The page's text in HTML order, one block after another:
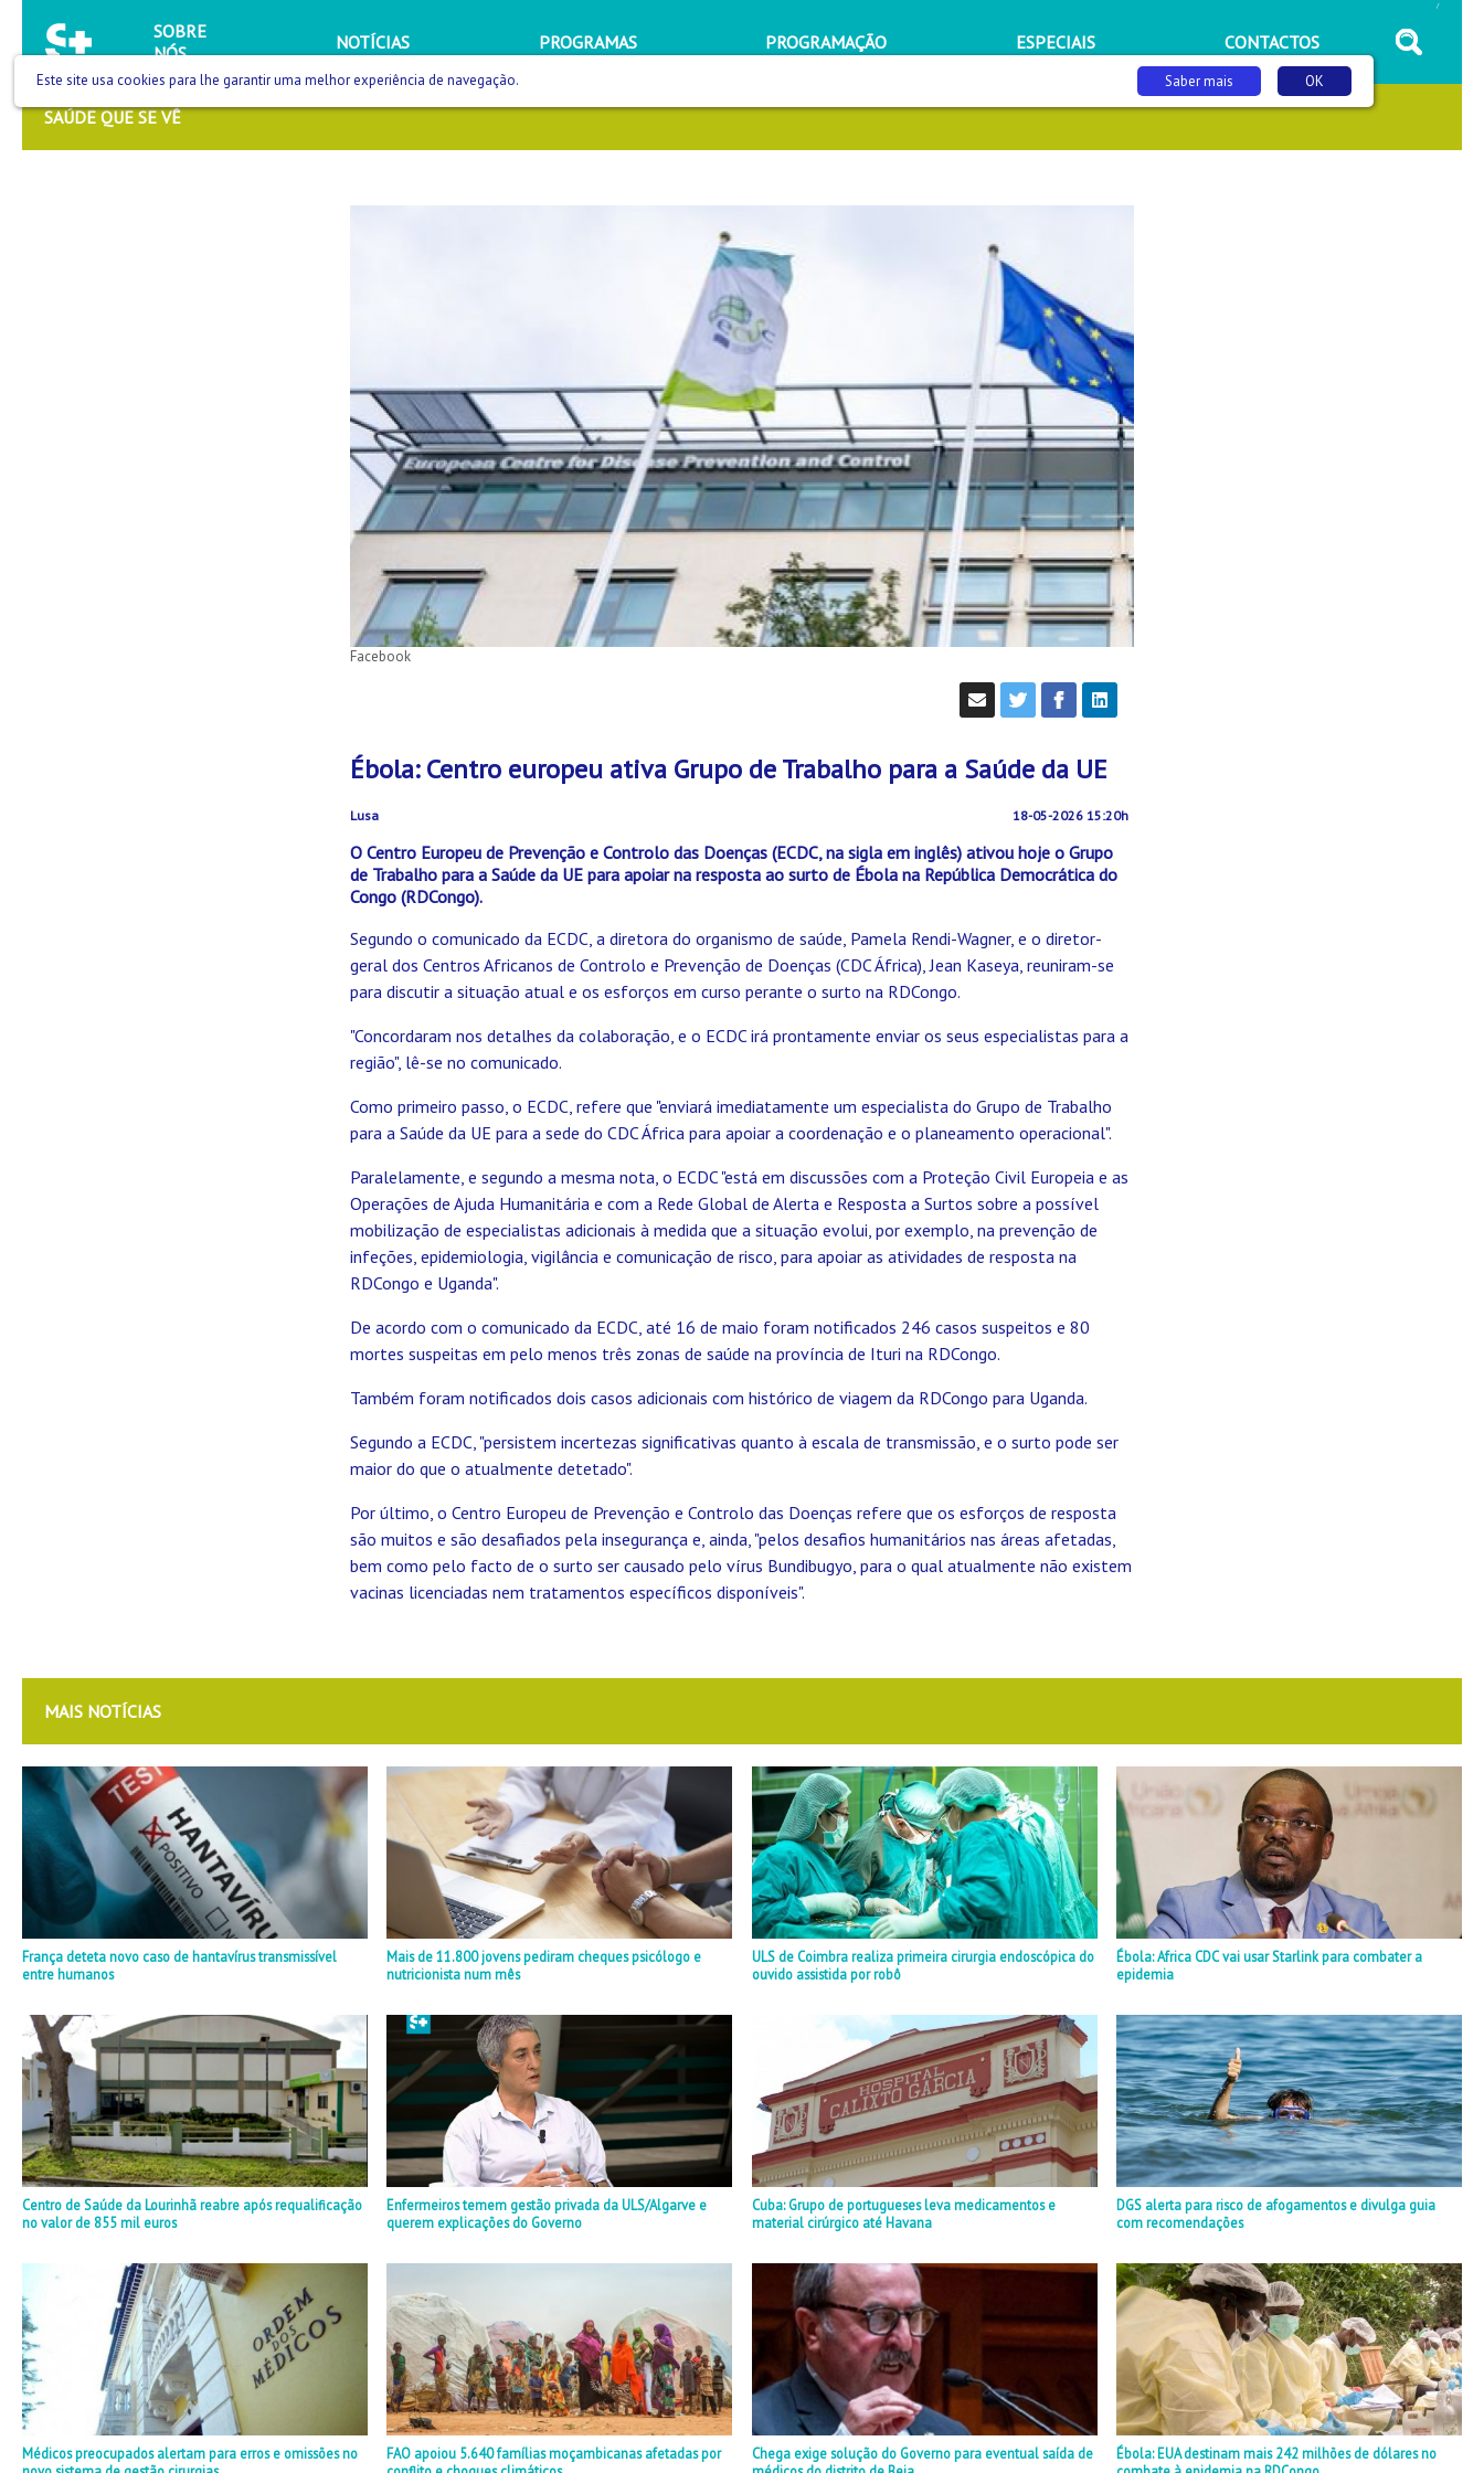
SOBRE
NÓS
NOTÍCIAS PROGRAMAS PROGRAMAÇÃO ESPECIAIS CONTACTOS
/
SAÚDE QUE SE VÊ
Facebook
Ébola: Centro europeu ativa Grupo de Trabalho para a Saúde da UE
Lusa 18-05-2026 15:20h
O Centro Europeu de Prevenção e Controlo das Doenças (ECDC, na sigla em inglês) ativou hoje o Grupo
de Trabalho para a Saúde da UE para apoiar na resposta ao surto de Ébola na República Democrática do
Congo (RDCongo).
Segundo o comunicado da ECDC, a diretora do organismo de saúde, Pamela Rendi-Wagner, e o diretor-
geral dos Centros Africanos de Controlo e Prevenção de Doenças (CDC África), Jean Kaseya, reuniram-se
para discutir a situação atual e os esforços em curso perante o surto na RDCongo.
"Concordaram nos detalhes da colaboração, e o ECDC irá prontamente enviar os seus especialistas para a
região", lê-se no comunicado.
Como primeiro passo, o ECDC, refere que "enviará imediatamente um especialista do Grupo de Trabalho
para a Saúde da UE para a sede do CDC África para apoiar a coordenação e o planeamento operacional".
Paralelamente, e segundo a mesma nota, o ECDC "está em discussões com a Proteção Civil Europeia e as
Operações de Ajuda Humanitária e com a Rede Global de Alerta e Resposta a Surtos sobre a possível
mobilização de especialistas adicionais à medida que a situação evolui, por exemplo, na prevenção de
infeções, epidemiologia, vigilância e comunicação de risco, para apoiar as atividades de resposta na
RDCongo e Uganda".
De acordo com o comunicado da ECDC, até 16 de maio foram notificados 246 casos suspeitos e 80
mortes suspeitas em pelo menos três zonas de saúde na província de Ituri na RDCongo.
Também foram notificados dois casos adicionais com histórico de viagem da RDCongo para Uganda.
Segundo a ECDC, "persistem incertezas significativas quanto à escala de transmissão, e o surto pode ser
maior do que o atualmente detetado".
Por último, o Centro Europeu de Prevenção e Controlo das Doenças refere que os esforços de resposta
são muitos e são desafiados pela insegurança e, ainda, "pelos desafios humanitários nas áreas afetadas,
bem como pelo facto de o surto ser causado pelo vírus Bundibugyo, para o qual atualmente não existem
vacinas licenciadas nem tratamentos específicos disponíveis".
MAIS NOTÍCIAS
França deteta novo caso de hantavírus transmissível
entre humanos
Mais de 11.800 jovens pediram cheques psicólogo e
nutricionista num mês
ULS de Coimbra realiza primeira cirurgia endoscópica do
ouvido assistida por robô
Ébola: Africa CDC vai usar Starlink para combater a
epidemia
Centro de Saúde da Lourinhã reabre após requalificação
no valor de 855 mil euros
Enfermeiros temem gestão privada da ULS/Algarve e
querem explicações do Governo
Cuba: Grupo de portugueses leva medicamentos e
material cirúrgico até Havana
DGS alerta para risco de afogamentos e divulga guia
com recomendações
Médicos preocupados alertam para erros e omissões no
FAO apoiou 5.640 famílias moçambicanas afetadas por
Chega exige solução do Governo para eventual saída de
Ébola: EUA destinam mais 242 milhões de dólares no
Este site usa cookies para lhe garantir uma melhor experiência de navegação. OK
Saber mais